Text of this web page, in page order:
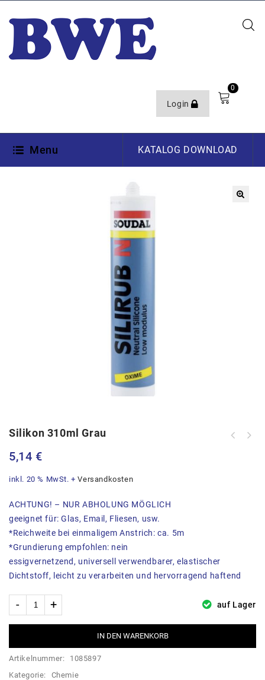
Login
0
Menu KATALOG DOWNLOAD
Silikon 310ml Grau
5,14 €
inkl. 20 % MwSt. +Versandkosten
ACHTUNG! – NUR ABHOLUNG MÖGLICH
geeignet für: Glas, Email, Fliesen, usw.
*Reichweite bei einmaligem Anstrich: ca. 5m
*Grundierung empfohlen: nein
essigvernetzend, universell verwendbarer, elastischer
Dichtstoff, leicht zu verarbeiten und hervorragend haftend
auf Lager
IN DEN WARENKORB
Artikelnummer:
1085897
Kategorie:
Chemie